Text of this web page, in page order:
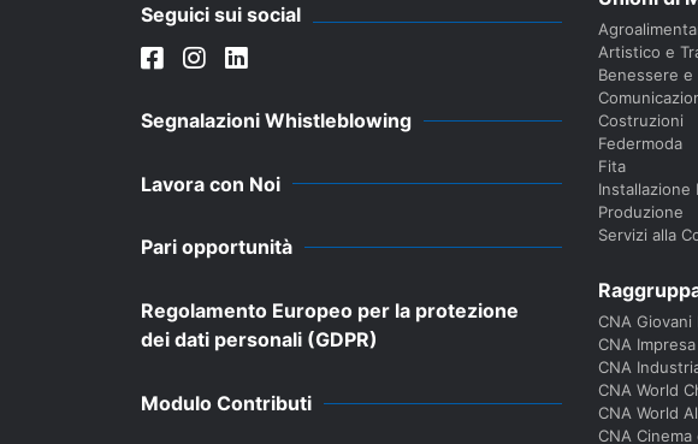
Seguici sui social
Segnalazioni Whistleblowing
Lavora con Noi
Pari opportunità
Regolamento Europeo per la protezione
dei dati personali (GDPR)
Modulo Contributi
Artistico e
Benessere e
Costruzioni
Federmoda
Fita
Installazione
Produzione
Servizi alla
CNA
CNA
CNA
CNA World
CNA World
CNA